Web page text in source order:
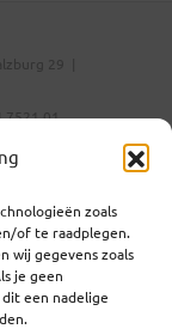
zoals
of te raadplegen.
wij gegevens zoals
je geen
een nadelige
29 |
7521 01